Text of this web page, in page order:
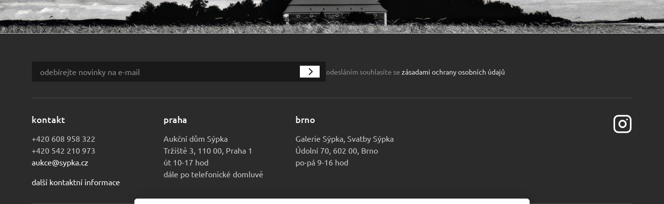
odesláním souhlasíte se zásadami ochrany osobních údajů
kontakt
+420 608 958 322
+420 542 210 973
aukce@sypka.cz
další kontaktní informace
praha
Aukční dům Sýpka
Tržiště 3, 110 00, Praha 1
út 10-17 hod
dále po telefonické domluvě
brno
Galerie Sýpka, Svatby Sýpka
Údolní 70, 602 00, Brno
po-pá 9-16 hod